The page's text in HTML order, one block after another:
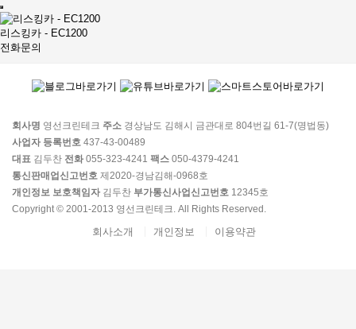
리스킹카 - EC1200
전화문의
회사명 영선크린테크 주소 경상남도 김해시 금관대로 804번길 61-7(명법동)
사업자 등록번호 437-43-00489
대표 김두찬 전화 055-323-4241 팩스 050-4379-4241
통신판매업신고번호 제2020-경남김해-0968호
개인정보 보호책임자 김두찬 부가통신사업신고번호 12345호
Copyright © 2001-2013 영선크린테크. All Rights Reserved.
회사소개 개인정보 이용약관